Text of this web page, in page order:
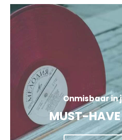
Onmisbaar in
MUST-HAVE